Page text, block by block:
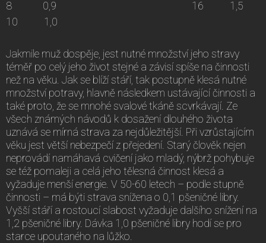
8 0,9 16 1,5
10 1,0
Jakmile muž dospěje, jest nutné množství jeho stravy
téměř po celý jeho život stejné a závisí spíše na činnosti
než na věku. Jak se blíží stáří, tak postupně klesá nutné
množství potravy, hlavně následkem ustávající činnosti a
také proto, že se mnohé svalové tkáně scvrkávají. Ze
všech známých návodů k dosažení dlouhého života
uznává se mírná strava za nejdůležitější. Při vzrůstajícím
věku jest větší nebezpečí z přejedení. Starý člověk nejen
neprovádí namáhavá cvičení jako mladý, nýbrž pohybuje
se též pomaleji a celá jeho tělesná činnost klesá a
vyžaduje menší energie. V 50-60 letech – podle stupně
činnosti – má býti strava snížena o 0,1 pšeničné libry.
Vyšší stáří a rostoucí slabost vyžaduje dalšího snížení na
1,2 pšeničné libry. Dávka 1,0 pšeničné libry hodí se pro
starce upoutaného na lůžko.